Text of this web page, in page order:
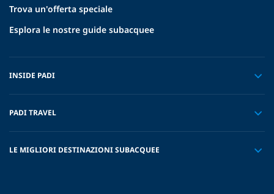
Trova un'offerta speciale
Esplora le nostre guide subacquee
INSIDE PADI
PADI TRAVEL
LE MIGLIORI DESTINAZIONI SUBACQUEE